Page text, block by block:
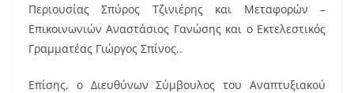
Περιουσίας Σπύρος Τζινιέρης και Μεταφορών –
Επικοινωνιών Αναστάσιος Γανώσης και ο Εκτελεστικός
Γραμματέας Γιώργος Σπίνος,.
Επίσης, ο Διευθύνων Σύμβουλος του Αναπτυξιακού